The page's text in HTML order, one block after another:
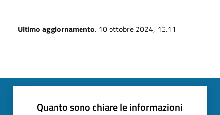
Ultimo aggiornamento: 10 ottobre 2024, 13:11
Quanto sono chiare le informazioni